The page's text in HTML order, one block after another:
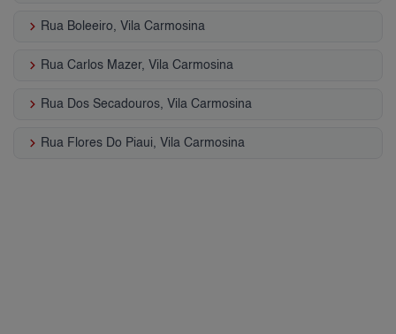
keyboard_arrow_right Rua Boleeiro, Vila Carmosina
keyboard_arrow_right Rua Carlos Mazer, Vila Carmosina
keyboard_arrow_right Rua Dos Secadouros, Vila Carmosina
keyboard_arrow_right Rua Flores Do Piaui, Vila Carmosina